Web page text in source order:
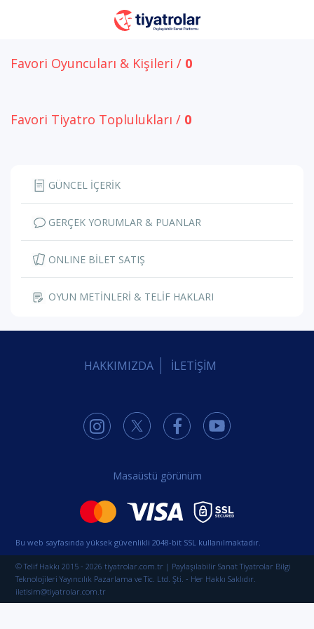
Favori Oyuncuları & Kişileri / 0
Favori Tiyatro Toplulukları / 0
GÜNCEL İÇERİK
GERÇEK YORUMLAR & PUANLAR
ONLINE BİLET SATIŞ
OYUN METİNLERİ & TELİF HAKLARI
HAKKIMIZDA İLETİŞİM
Masaüstü görünüm
Bu web sayfasında yüksek güvenlikli 2048-bit SSL kullanılmaktadır.
© Telif Hakkı 2015 - 2026 tiyatrolar.com.tr | Paylaşılabilir Sanat Tiyatrolar Bilgi
Teknolojileri Yayıncılık Pazarlama ve Tic. Ltd. Şti. - Her Hakkı Saklıdır.
iletisim@tiyatrolar.com.tr